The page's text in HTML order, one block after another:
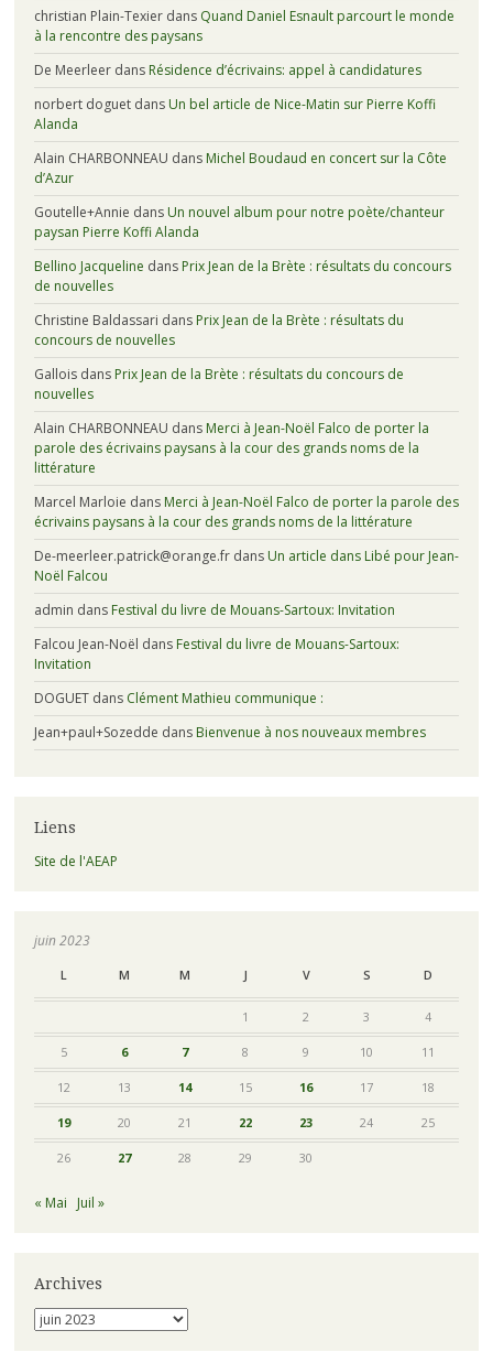
christian Plain-Texierdans Quand Daniel Esnault parcourt le monde
à la rencontre des paysans
De Meerleerdans Résidence d’écrivains: appel à candidatures
norbert doguetdans Un bel article de Nice-Matin sur Pierre Koffi
Alanda
Alain CHARBONNEAU dans Michel Boudaud en concert sur la Côte
d’Azur
Goutelle+Annie dans Un nouvel album pour notre poète/chanteur
paysan Pierre Koffi Alanda
Bellino Jacqueline dans Prix Jean de la Brète : résultats du concours
de nouvelles
Christine Baldassari dans Prix Jean de la Brète : résultats du
concours de nouvelles
Galloisdans Prix Jean de la Brète : résultats du concours de
nouvelles
Alain CHARBONNEAU dans Merci à Jean-Noël Falco de porter la
parole des écrivains paysans à la cour des grands noms de la
littérature
Marcel Marloie dans Merci à Jean-Noël Falco de porter la parole des
écrivains paysans à la cour des grands noms de la littérature
De-meerleer.patrick@orange.frdans Un article dans Libé pour Jean-
Noël Falcou
admin dans Festival du livre de Mouans-Sartoux: Invitation
Falcou Jean-Noël dans Festival du livre de Mouans-Sartoux:
Invitation
DOGUETdans Clément Mathieu communique :
Jean+paul+Sozedde dans Bienvenue à nos nouveaux membres
Liens
Site de l'AEAP
juin 2023
L M M J V S D
1 2 3 4
5 6 7 8 9 10 11
12 13 14 15 16 17 18
19 20 21 22 23 24 25
26 27 28 29 30
« Mai Juil »
Archives
Archives